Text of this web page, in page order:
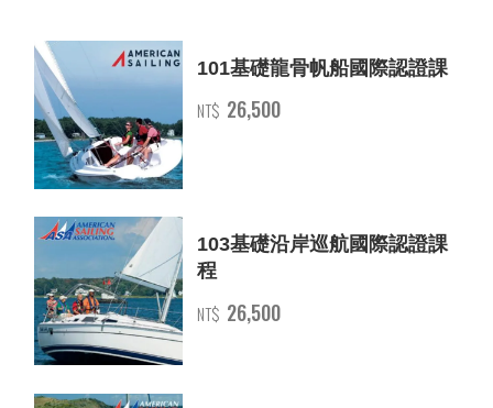
101基礎龍骨帆船國際認證課
NT$ 26,500
103基礎沿岸巡航國際認證課
程
NT$ 26,500